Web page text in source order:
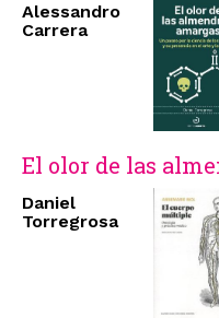
Alessandro
Carrera
El olor de las
Daniel
Torregrosa